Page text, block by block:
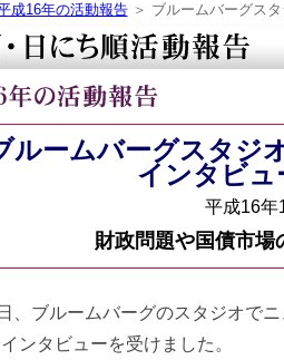
成16年の活動報告＞ ブルームバーグス
ルームバーグスタジ
インタビュ
平成16年
財政問題や国債市場
、ブルームバーグのスタジオで
ンタビューを受けました。